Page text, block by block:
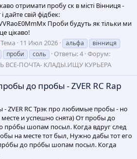
отримати пробу ск в місті Вінниця -
дайте свій фідбек:
Проби будуть як тільки ми
цікаво!
Тема 11 Июл 2026 альфа
вінниця
проби соль Ответы: 4 Форум:
ВСЕ-ПОЧТА- КЛАДЫ.ИЩУ КУРЬЕРА
до пробы - ZVER RC Rap
ZVER RC Трэк про любимые пробы - но
и успешно снята) От пробы до
прóбы шопам посыл. Когда вдруг след
на месте тот был, Нужно дабы тот его
до прóбы шопам посыл. Когда